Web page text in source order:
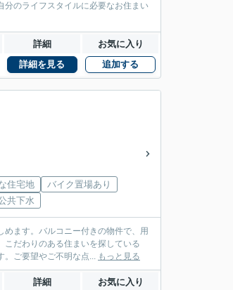
分のライフスタイルに必要なお住まい
詳細 お気に入り
詳細を見る 追加する
住宅地
バイク置場あり
共下水
ます。バルコニー付きの物件で、用
だわりのある住まいを探している
。ご要望やご不明な点... もっと見る
詳細 お気に入り